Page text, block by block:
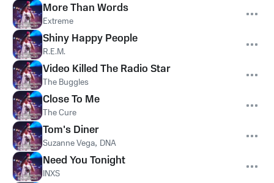
More Than Words
Extreme
Shiny Happy People
R.E.M.
Video Killed The Radio Star
The Buggles
Close To Me
The Cure
Tom's Diner
Suzanne Vega, DNA
Need You Tonight
INXS